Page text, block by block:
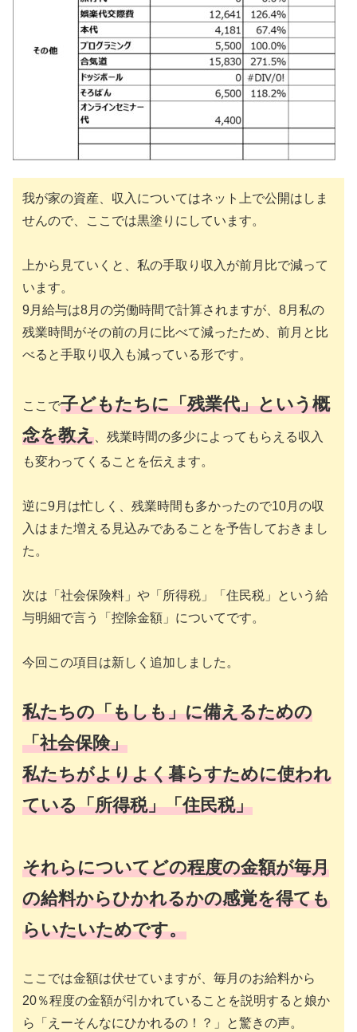
我が家の資産、収入についてはネット上で公開はしま
せんので、ここでは黒塗りにしています。
上から見ていくと、私の手取り収入が前月比で減って
います。
9月給与は8月の労働時間で計算されますが、8月私の
残業時間がその前の月に比べて減ったため、前月と比
べると手取り収入も減っている形です。
ここで子どもたちに「残業代」という概
念を教え 、残業時間の多少によってもらえる収入
も変わってくることを伝えます。
逆に9月は忙しく、残業時間も多かったので10月の収
入はまた増える見込みであることを予告しておきまし
た。
次は「社会保険料」や「所得税」「住民税」という給
与明細で言う「控除金額」についてです。
今回この項目は新しく追加しました。
私たちの「もしも」に備えるための
「社会保険」
私たちがよりよく暮らすために使われ
ている「所得税」「住民税」
それらについてどの程度の金額が毎月
の給料からひかれるかの感覚を得ても
らいたいためです。
ここでは金額は伏せていますが、毎月のお給料から
20％程度の金額が引かれていることを説明すると娘か
ら「えーそんなにひかれるの！？」と驚きの声。